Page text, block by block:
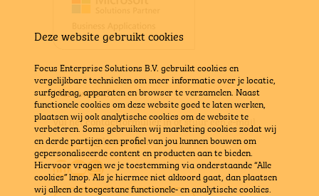
Meer weten?
Vul het contactformulier inof stuur een e-mail
naarinfo@bravx.com
LinkedIn
YouTube
E-mail
Deze website gebruikt cookies
Focus Enterprise Solutions B.V. gebruikt cookies en
vergelijkbare technieken om meer informatie over je locatie,
surfgedrag, apparaten en browser te verzamelen. Naast
functionele cookies om deze website goed te laten werken,
plaatsen wij ook analytische cookies om de website te
verbeteren. Soms gebruiken wij marketing cookies zodat wij
en derde partijen een profiel van jou kunnen bouwen om
gepersonaliseerde content en producten aan te bieden.
Hiervoor vragen we je toestemming via onderstaande “Alle
cookies” knop. Als je hiermee niet akkoord gaat, dan plaatsen
wij alleen de toegestane functionele- en analytische cookies.